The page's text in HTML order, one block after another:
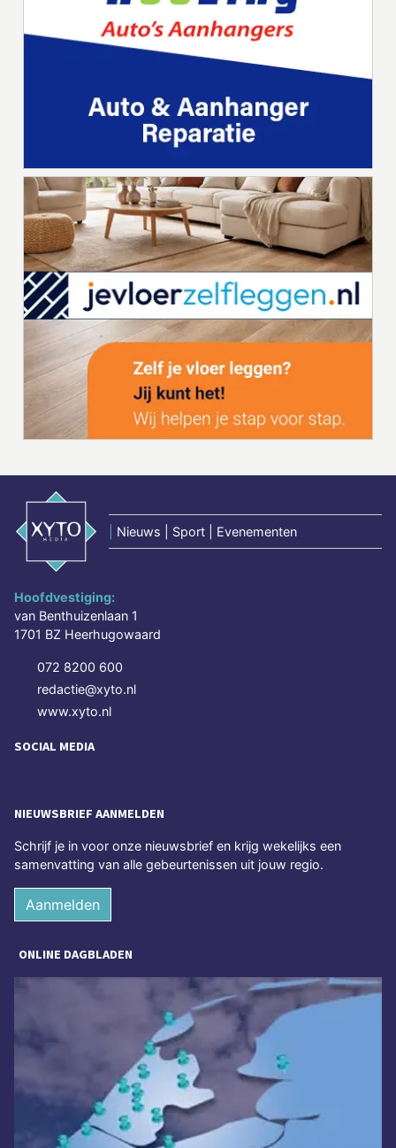
Nieuws | Sport | Evenementen
Hoofdvestiging:
van Benthuizenlaan 1
1701 BZ Heerhugowaard
072 8200 600
redactie@xyto.nl
www.xyto.nl
SOCIAL MEDIA
NIEUWSBRIEF AANMELDEN
Schrijf je in voor onze nieuwsbrief en krijg wekelijks een
samenvatting van alle gebeurtenissen uit jouw regio.
Aanmelden
ONLINE DAGBLADEN